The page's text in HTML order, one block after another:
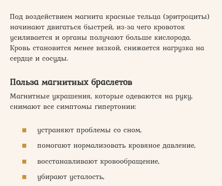
Под воздействием магнита красные тельца (эритроциты)
начинают двигаться быстрей, из-за чего кровоток
усиливается и органы получают больше кислорода.
Кровь становится менее вязкой, снижается нагрузка на
сердце и сосуды.
Польза магнитных браслетов
Магнитные украшения, которые одеваются на руку,
снимают все симптомы гипертонии:
устраняют проблемы со сном,
помогают нормализовать кровяное давление,
восстанавливают кровообращение,
убирают усталость,